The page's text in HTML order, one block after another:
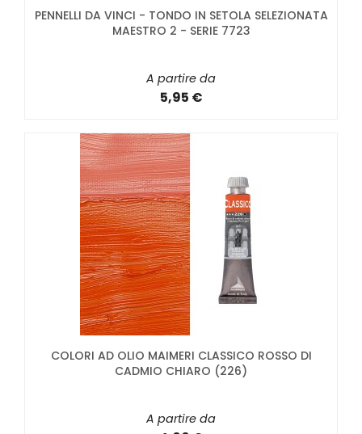
PENNELLI DA VINCI - TONDO IN SETOLA SELEZIONATA
MAESTRO 2 - SERIE 7723
A partire da
5,95 €
COLORI AD OLIO MAIMERI CLASSICO ROSSO DI
CADMIO CHIARO (226)
A partire da